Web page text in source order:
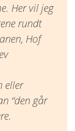
Her vil jeg
rundt
Hof
eller
“den går